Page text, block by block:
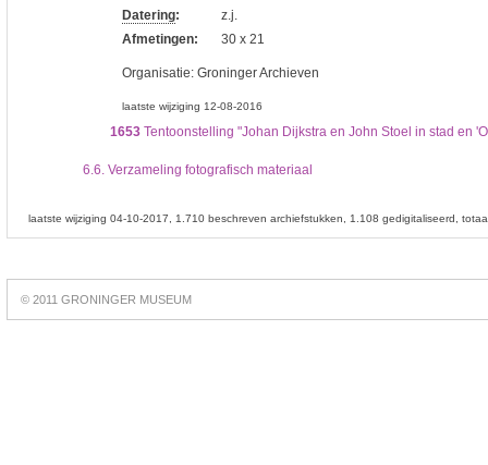
Datering:
z.j.
Afmetingen:
30 x 21
Organisatie: Groninger Archieven
laatste wijziging 12-08-2016
1653Tentoonstelling "Johan Dijkstra en John Stoel in stad en
6.6.Verzameling fotografisch materiaal
laatste wijziging 04-10-2017 1.710 beschreven archiefstukken 1.108 gedigitaliseerd
Best
online© 2011 GRONINGER MUSEUM